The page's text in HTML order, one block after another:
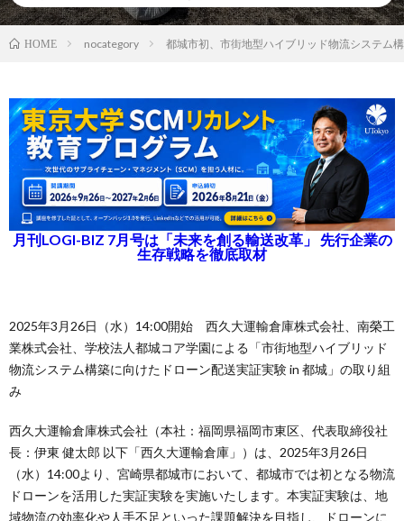
HOME nocategory 都城市初、市街地型ハイブリッド物流システム
月刊LOGI-BIZ 7月号は「未来を創る輸送改革」 先行企業の
生存戦略を徹底取材
2025年3⽉26⽇（水）14:00開始 西久大運輸倉庫株式会社、南榮工
業株式会社、学校法人都城コア学園による「市街地型ハイブリッド
物流システム構築に向けたドローン配送実証実験 in 都城」の取り組
み
西久大運輸倉庫株式会社（本社：福岡県福岡市東区、代表取締役社
⻑：伊東 健太郎 以下「⻄久⼤運輸倉庫」）は、2025年3月26日
（水）14:00より、宮崎県都城市において、都城市では初となる物流
ドローンを活用した実証実験を実施いたします。本実証実験は、地
域物流の効率化や人手不足といった課題解決を目指し、ドローンに